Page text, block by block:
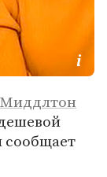
сообщает